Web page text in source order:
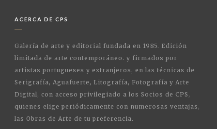
ACERCA DE CPS
Galería de arte y editorial fundada en 1985. Edición
limitada de arte contemporáneo. y firmados por
artistas portugueses y extranjeros, en las técnicas de
Serigrafía, Aguafuerte, Litografía, Fotografía y Arte
Digital, con acceso privilegiado a los Socios de CPS,
quienes elige periódicamente con numerosas ventajas,
las Obras de Arte de tu preferencia.